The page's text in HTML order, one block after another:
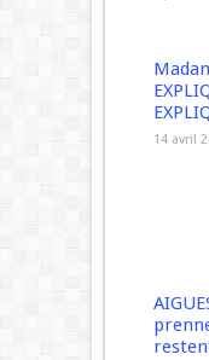
14 avril